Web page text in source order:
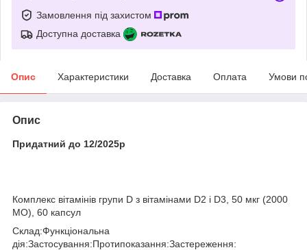
Замовлення під захистом
Доступна доставка
Опис Характеристики Доставка Оплата Умови
Опис
Придатний до 12/2025р
Комплекс вітамінів групи D з вітамінами D2 і D3, 50 мкг (2000
МО), 60 капсул
Склад:Функціональна
дія:Застосування:Протипоказання:Застереження: